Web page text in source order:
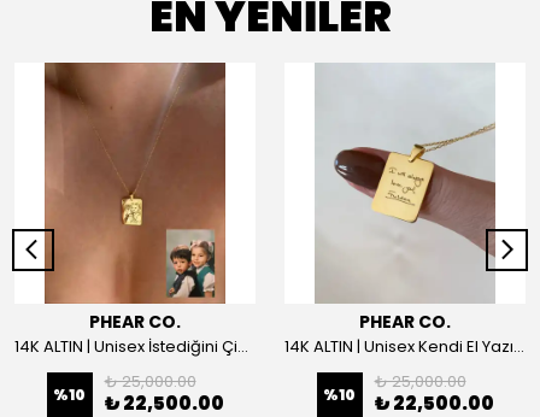
EN YENİLER
PHEAR CO.
14K ALTIN | Unisex İstediğini Çizdir Kolye
%10
₺ 25,000.00
₺ 22,500.00
PHEAR CO.
14K ALTIN | Unisex Kendi El Yazın ile İstediğini Yazdır Plaka Kolye
%10
₺ 25,000.00
₺ 22,500.00